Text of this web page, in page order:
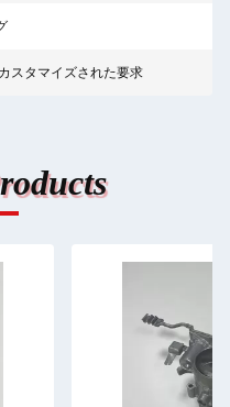
スタマイズされた要求